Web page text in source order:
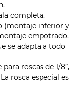
completa.
(montaje inferior y
empotrado.
se adapta a todo
roscas de 1/8”,
La rosca especial es